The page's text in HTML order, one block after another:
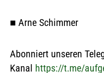
■ Arne Schimmer
Abonniert unseren
Kanal https://t.me/